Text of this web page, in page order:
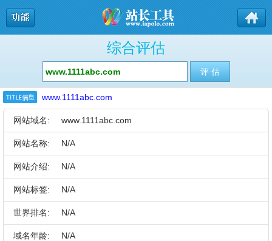
综合评估
www.1111abc.com
网站域名: www.1111abc.com
网站名称: N/A
网站介绍: N/A
网站标签: N/A
世界排名: N/A
域名年龄: N/A